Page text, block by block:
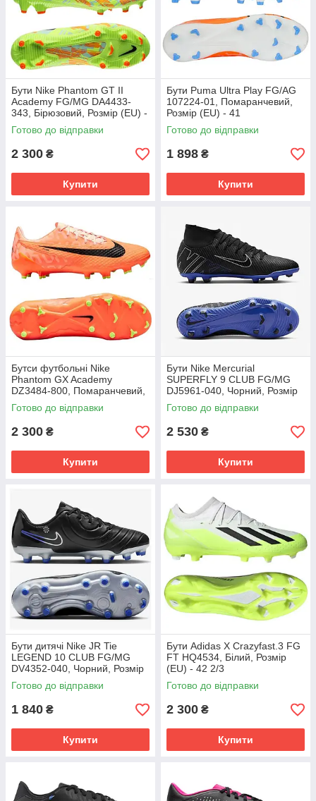
Бути Nike Phantom GT II
Academy FG/MG DA4433-
343, Бірюзовий, Розмір (EU) -
45.5
Готово до відправки
2 300 ₴
Купити
Бути Puma Ultra Play FG/AG
107224-01, Помаранчевий,
Розмір (EU) - 41
Готово до відправки
1 898 ₴
Купити
Бутси футбольні Nike
Phantom GX Academy
DZ3484-800, Помаранчевий,
Розмір (EU) - 39
Готово до відправки
2 300 ₴
Купити
Бути Nike Mercurial
SUPERFLY 9 CLUB FG/MG
DJ5961-040, Чорний, Розмір
(EU) - 42
Готово до відправки
2 530 ₴
Купити
Бути дитячі Nike JR Tie
LEGEND 10 CLUB FG/MG
DV4352-040, Чорний, Розмір
(EU) - 38.5
Готово до відправки
1 840 ₴
Купити
Бути Adidas X Crazyfast.3 FG
FT HQ4534, Білий, Розмір
(EU) - 42 2/3
Готово до відправки
2 300 ₴
Купити